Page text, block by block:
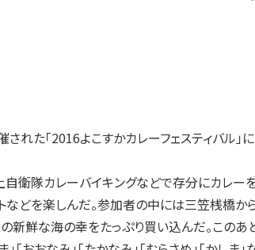
た「2016よこすかカレーフェスティバル
隊カレーバイキングなどで存分にカレー
どを楽しんだ。参加者の中には三笠桟橋か
鮮な海の幸をたっぷり買い込んだ。このあ